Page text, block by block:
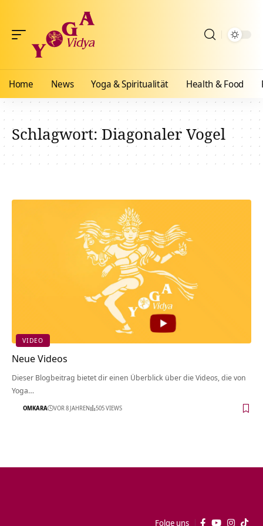
Home News Yoga & Spiritualität Health & Food
Schlagwort:Diagonaler Vogel
VIDEO
Neue Videos
Dieser Blogbeitrag bietet dir einen Überblick über die Videos, die von
Yoga…
OMKARA VOR 8 JAHREN 505 VIEWS
Folge uns